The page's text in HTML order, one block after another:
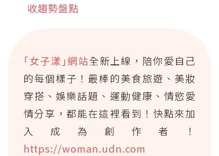
收趨勢盤點
｢女子漾｣網站全新上線，陪你愛自己
的每個樣子！最棒的美食旅遊、美妝
穿搭、娛樂話題、運動健康、情慾愛
情分享，都能在這裡看到！快點來加
入成為創作者！
https://woman.udn.com